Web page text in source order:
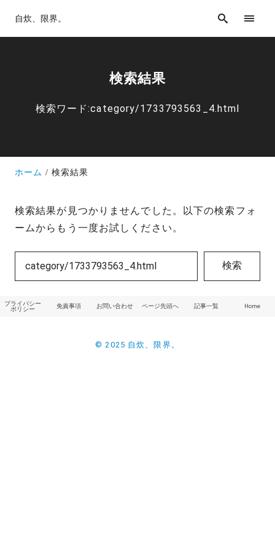
自炊、限界。
検索結果
検索ワード:category/1733793563_4.html
ホーム 検索結果
検索結果が見つかりませんでした。以下の検索フォ
ームからもう一度お試しください。
検索
プライバシー
ポリシー
免責事項 お問い合わせ ページ先頭へ 記事一覧 Home
© 2025 自炊、限界。